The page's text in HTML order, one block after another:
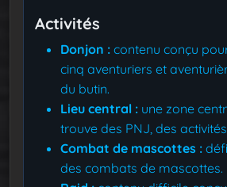
Activités
Donjon : contenu conçu
cinq aventuriers et
du butin.
Lieu central : une zone
trouve des PNJ, des
Combat de mascottes :
des combats de mascottes.